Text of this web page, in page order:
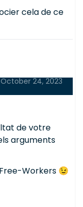
cela de ce
October 24, 2023
de votre
arguments
Workers 😉